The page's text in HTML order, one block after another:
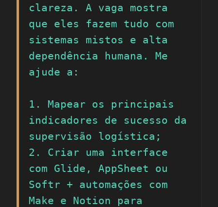
clareza. A vaga mostra
que eles fazem tudo com
sistemas mistos e alta
dependência humana. Me
ajude a:
1. Mapear os principais
indicadores de sucesso da
supervisão logística;
2. Criar uma interface
com Glide, AppSheet ou
Softr + automações com
Make e Notion para